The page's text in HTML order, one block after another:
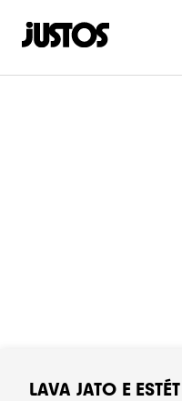
LAVA JATO E